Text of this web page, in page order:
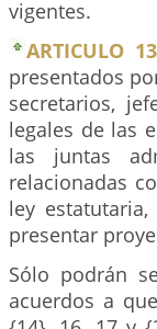
vigentes.
ARTICULO
presentados
secretarios,
legales de las
las juntas
relacionadas
ley
presentar
Sólo podrán
acuerdos a